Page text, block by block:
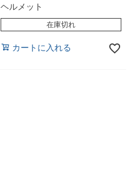
ヘルメット
在庫切れ
カートに入れる